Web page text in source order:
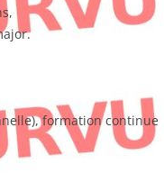
formation continue